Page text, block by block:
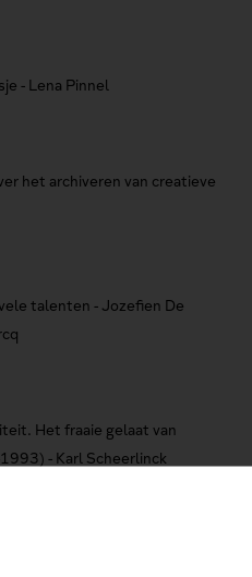
- Lena Pinnel
het archiveren van creatieve
talenten - Jozefien De
Het fraaie gelaat van
- Karl Scheerlinck
moedergedicht van